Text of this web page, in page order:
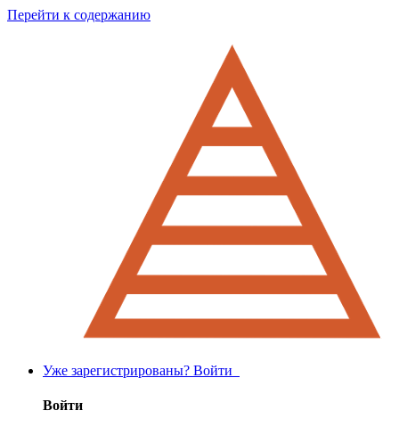
Перейти к содержанию
Уже зарегистрированы? Войти
Войти